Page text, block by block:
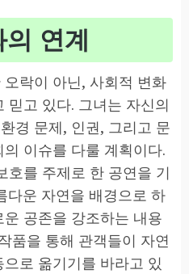
연계
락이 아닌, 사회적 변화
믿고 있다. 그녀는 자신의
경 문제, 인권, 그리고 문
이슈를 다룰 계획이다.
호를 주제로 한 공연을 기
다운 자연을 배경으로 하
공존을 강조하는 내용
품을 통해 관객들이 자연
로 옮기기를 바라고 있